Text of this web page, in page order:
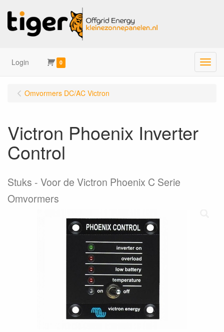
Login 0 Menu
Omvormers DC/AC Victron
Victron Phoenix Inverter
Control
Stuks
Voor de Victron Phoenix C Serie
Omvormers